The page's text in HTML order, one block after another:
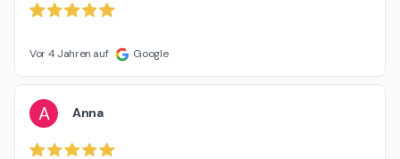
Vor 4 Jahren auf Google
A Anna